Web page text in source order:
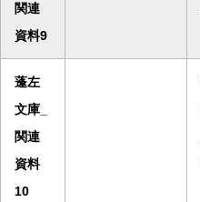
関連
資料9
蓬左
文庫_
関連
資料
10